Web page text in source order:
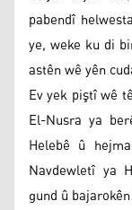
pabendî
ye, weke ku di
astên wê yên
Ev yek piştî wê
El-Nusra ya
Helebê û
Navdewletî ya
gund û